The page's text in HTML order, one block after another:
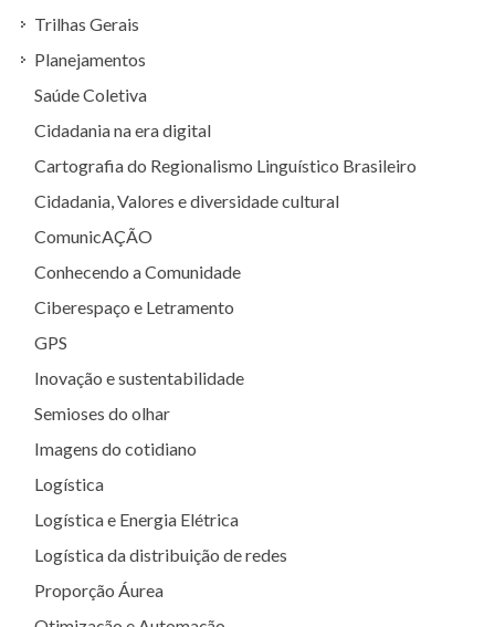
Trilhas Gerais
Planejamentos
Saúde Coletiva
Cidadania na era digital
Cartografia do Regionalismo Linguístico Brasileiro
Cidadania, Valores e diversidade cultural
ComunicAÇÃO
Conhecendo a Comunidade
Ciberespaço e Letramento
GPS
Inovação e sustentabilidade
Semioses do olhar
Imagens do cotidiano
Logística
Logística e Energia Elétrica
Logística da distribuição de redes
Proporção Áurea